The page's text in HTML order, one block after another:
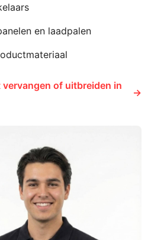
en laadpalen
of uitbreiden in
→